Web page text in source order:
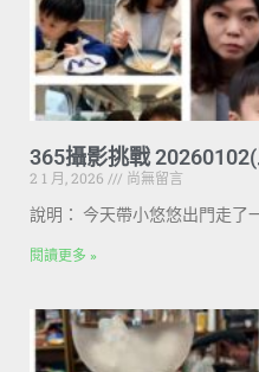
365攝影挑戰
2 1 月, 2026
尚無留言
說明： 今天帶小悠悠出門走了
閱讀更多 »